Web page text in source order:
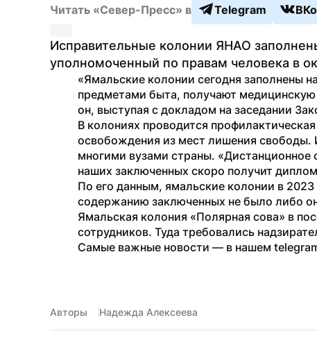
Читать «Север-Пресс» в Telegram
Исправительные колонии ЯНАО
уполномоченный по правам человека в
«Ямальские колонии сегодня заполнены
предметами быта, получают
он, выступая с докладом на заседании
В колониях проводится
освобождения из мест лишения свободы.
многими вузами страны. «Дистанционное
наших заключенных скоро получит
По его данным, ямальские колонии в
содержанию заключенных не было либо
Ямальская колония «Полярная сова» в
сотрудников. Туда требовались
Самые важные новости — в нашем
Авторы Надежда Алексеева